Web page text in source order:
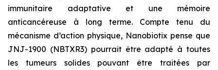
immunitaire adaptative et une mémoire
anticancéreuse à long terme. Compte tenu du
mécanisme d’action physique, Nanobiotix pense que
JNJ-1900 (NBTXR3) pourrait être adapté à toutes
les tumeurs solides pouvant être traitées par